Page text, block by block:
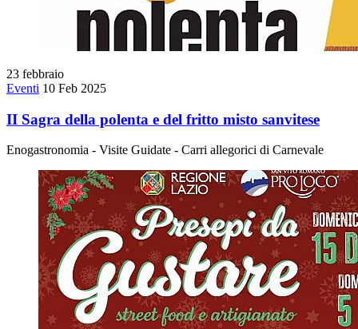
23 febbraio
Eventi 10 Feb 2025
II Sagra della polenta e del fritto misto sanvitese
Enogastronomia - Visite Guidate - Carri allegorici di Carnevale